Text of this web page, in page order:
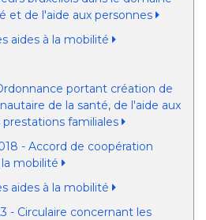
et de l'aide aux personnes
aides à la mobilité
portant création de
de la santé, de l'aide aux
familiales
- Accord de coopération
mobilité
aides à la mobilité
- Circulaire concernant les